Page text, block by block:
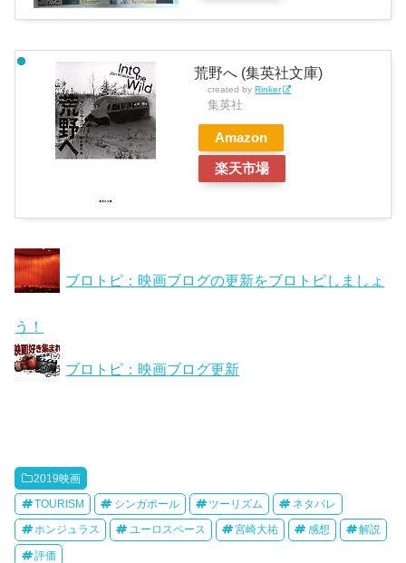
荒野へ (集英社文庫)
created byRinker
集英社
Amazon
楽天市場
ブロトピ：映画ブログの更新をブロトピしましょ
う！
ブロトピ：映画ブログ更新
2019映画
TOURISM シンガポール ツーリズム ネタバレ
ホンジュラス ユーロスペース 宮崎大祐 感想 解説
評価